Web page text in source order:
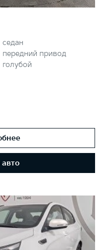
седан
передний привод
голубой
авто